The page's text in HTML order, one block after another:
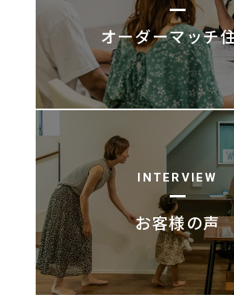
オーダーマッチ
INTERVIEW
お客様の声